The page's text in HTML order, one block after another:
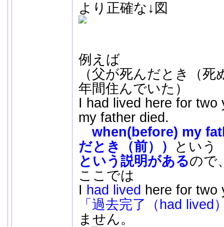
より正確な↓図
例えば
（父が死んだとき（
年間住んでいた）
I had lived here for two
my father died.
when(before) my
だとき（前））
という
という説明があるので
ここでは
I had lived here for two
「過去完了（had lived
ません。